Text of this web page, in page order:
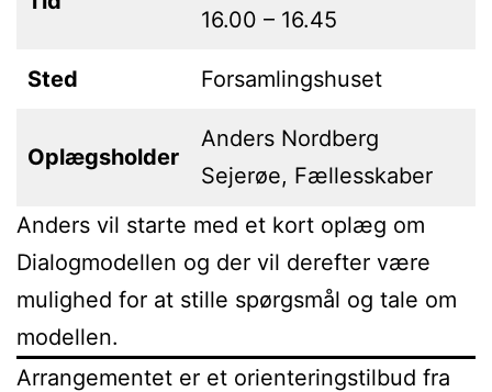
16.00 – 16.45
Sted Forsamlingshuset
Oplægsholder
Anders Nordberg
Sejerøe, Fællesskaber
Anders vil starte med et kort oplæg om
Dialogmodellen og der vil derefter være
mulighed for at stille spørgsmål og tale om
modellen.
Arrangementet er et orienteringstilbud fra